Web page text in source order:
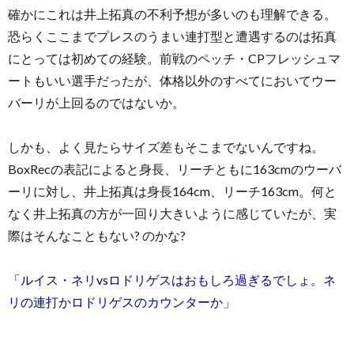
確かにこれは井上拓真の不利予想が多いのも理解できる。
恐らくここまでプレスのうまい連打型と遭遇するのは拓真
にとっては初めての経験。前戦のペッチ・CPフレッシュマ
ートもいい選手だったが、体格以外のすべてにおいてウー
バーリが上回るのではないか。
しかも、よく見たらサイズ差もそこまでないんですね。
BoxRecの表記によると身長、リーチともに163cmのウーバ
ーリに対し、井上拓真は身長164cm、リーチ163cm。何と
なく井上拓真の方が一回り大きいように感じていたが、実
際はそんなこともない? のかな?
「ルイス・ネリvsロドリゲスはおもしろ過ぎるでしょ。ネ
リの連打かロドリゲスのカウンターか」